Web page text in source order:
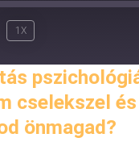
1X
cselekszel
önmagad?